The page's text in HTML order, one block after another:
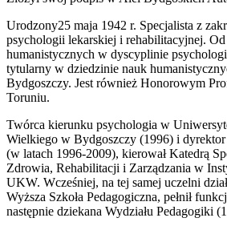
Urodzony25 maja 1942 r. Specjalista z
psychologii lekarskiej i rehabilitacyjnej.
humanistycznych w dyscyplinie
tytularny w dziedzinie nauk
Bydgoszczy. Jest również Honorowym
Toruniu.
Twórca kierunku psychologia w
Wielkiego w Bydgoszczy (1996) i
(w latach 1996-2009), kierował Katedrą
Zdrowia, Rehabilitacji i Zarządzania w
UKW. Wcześniej, na tej samej uczelni
Wyższa Szkoła Pedagogiczna, pełnił
następnie dziekana Wydziału Pedagogiki